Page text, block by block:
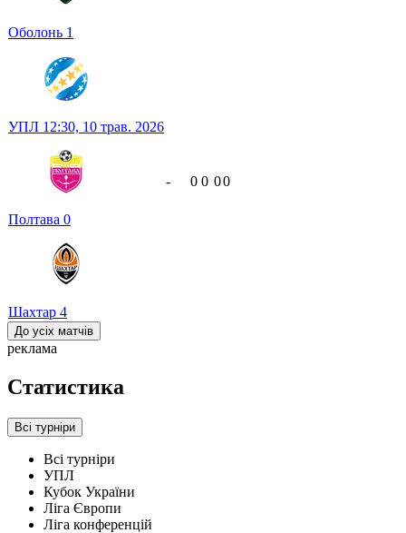
Оболонь 1
УПЛ 12:30, 10 трав. 2026
Полтава 0
Шахтар 4
- 0 0 00
До усіх матчів
реклама
Статистика
Всі турніри
Всі турніри
УПЛ
Кубок України
Ліга Європи
Ліга конференцій